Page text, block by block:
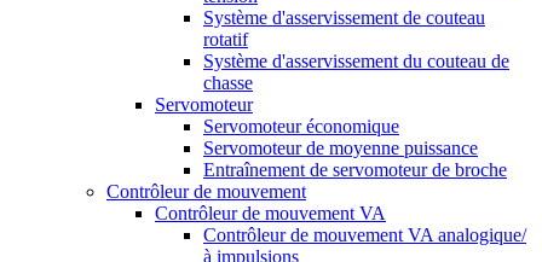
Système d'asservissement de couteau
rotatif
Système d'asservissement du couteau de
chasse
Servomoteur
Servomoteur économique
Servomoteur de moyenne puissance
Entraînement de servomoteur de broche
Contrôleur de mouvement
Contrôleur de mouvement VA
Contrôleur de mouvement VA analogique/
à impulsions